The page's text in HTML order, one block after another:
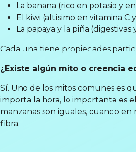
La banana (rico en potasio y
El kiwi (altísimo en vitamina C
La papaya y la piña (digestivas
Cada una tiene propiedades
¿Existe algún mito o creencia
Sí. Uno de los mitos comunes es
importa la hora, lo importante es
manzanas son iguales, cuando
fibra.